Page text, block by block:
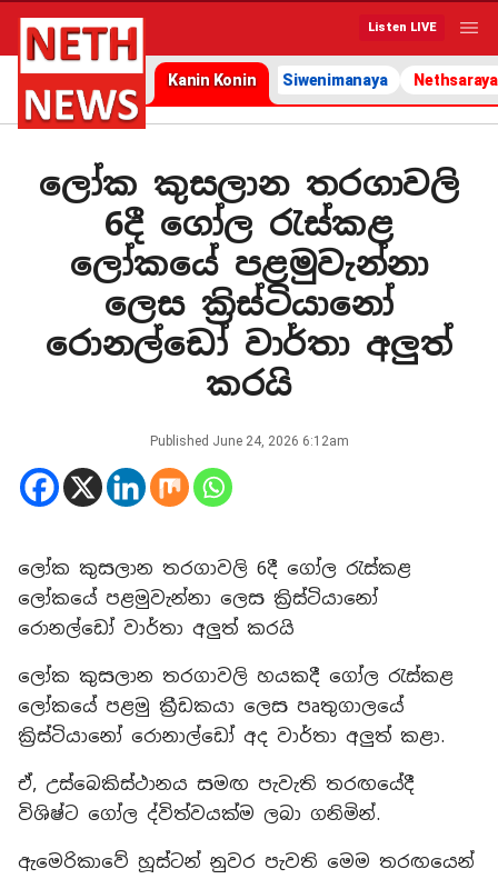
Listen LIVE
Kanin Konin Siwenimanaya Nethsaraya
ලෝක කුසලාන තරගාවලි
6දී ගෝල රැස්කළ
ලෝකයේ පළමුවැන්නා
ලෙස ක්‍රිස්ටියානෝ
රොනල්ඩෝ වාර්තා අලුත්
කරයි
Published June 24, 2026 6:12am
ලෝක කුසලාන තරගාවලි 6දී ගෝල රැස්කළ
ලෝකයේ පළමුවැන්නා ලෙස ක්‍රිස්ටියානෝ
රොනල්ඩෝ වාර්තා අලුත් කරයි
​ලෝක කුසලාන තරගාවලි හයකදී ගෝල රැස්කළ
ලෝකයේ පළමු ක්‍රීඩකයා ලෙස පෘතුගාලයේ
ක්‍රිස්ටියානෝ රොනාල්ඩෝ අද වාර්තා අලුත් කළා.
ඒ, උස්බෙකිස්ථානය සමඟ පැවැති තරඟයේදී
විශිෂ්ට ගෝල ද්විත්වයක්ම ලබා ගනිමින්.
​ඇමෙරිකාවේ හූස්ටන් නුවර පැවති මෙම තරඟයෙන්